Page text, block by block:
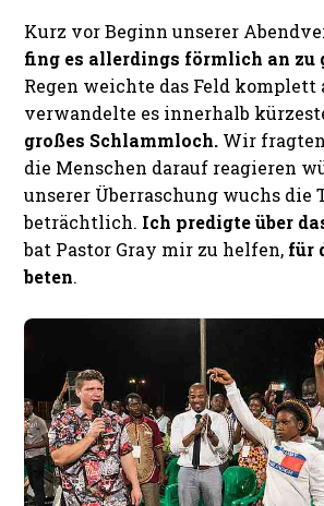
Kurz vor Beginn unserer
fing es allerdings förmlich an zu
Regen weichte das Feld komplett
verwandelte es innerhalb
großes Schlammloch. Wir
die Menschen darauf reagieren
unserer Überraschung wuchs die
beträchtlich. Ich predigte über
bat Pastor Gray mir zu helfen, für
beten.